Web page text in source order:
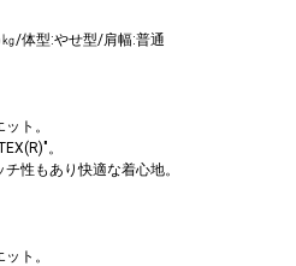
/体型:やせ型/肩幅:普通
ト。
。
性もあり快適な着心地。
ト。